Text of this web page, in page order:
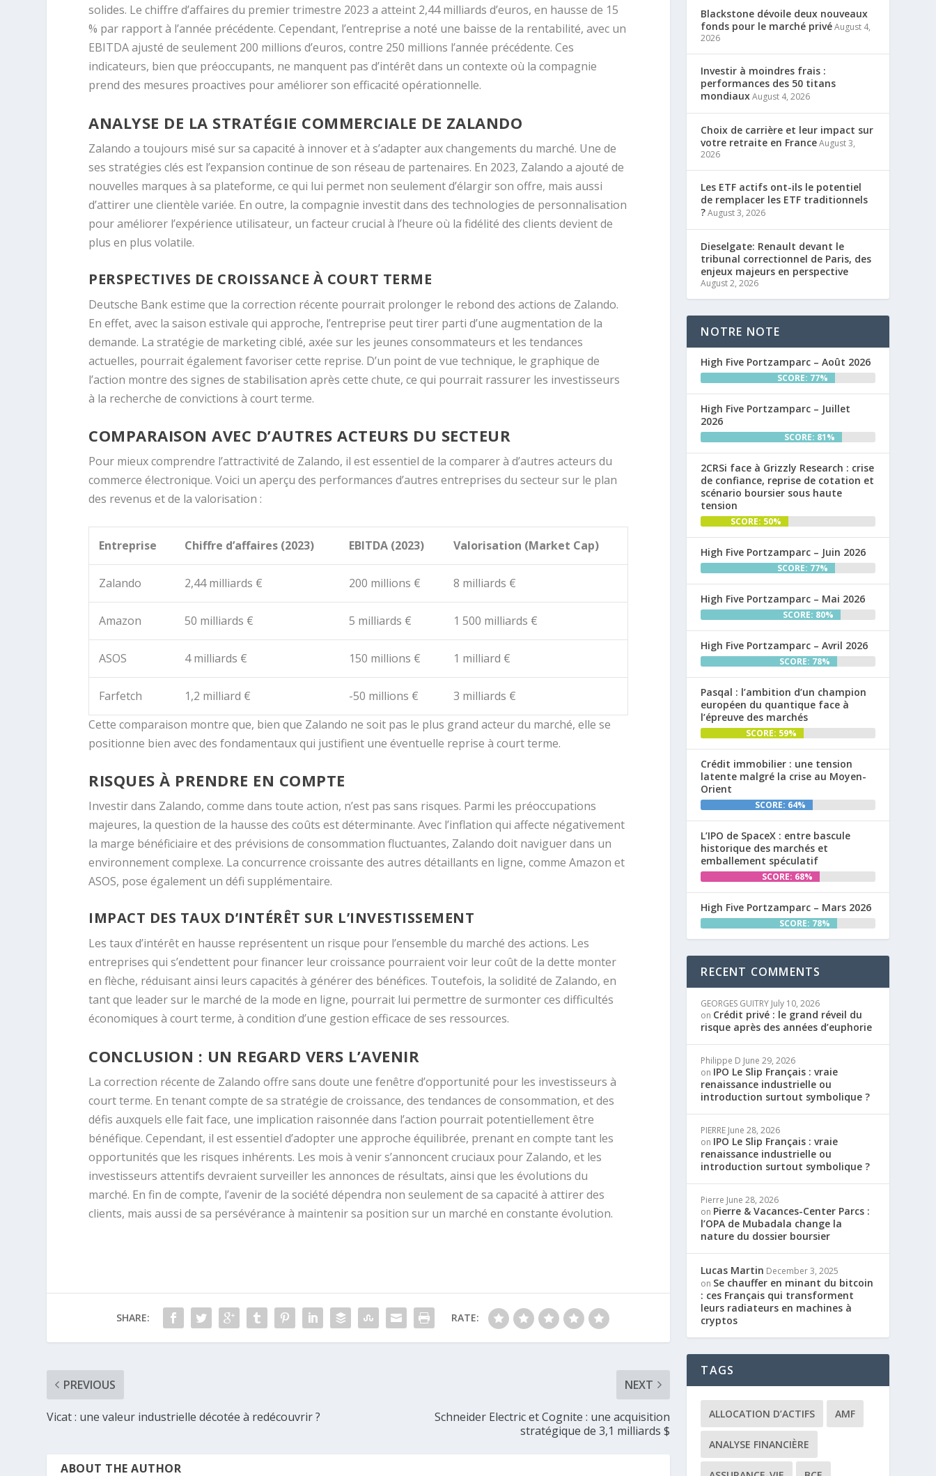
solides. Le chiffre d’affaires du premier trimestre 2023 a atteint 2,44 milliards d’euros, en hausse de 15
% par rapport à l’année précédente. Cependant, l’entreprise a noté une baisse de la rentabilité, avec un
EBITDA ajusté de seulement 200 millions d’euros, contre 250 millions l’année précédente. Ces
indicateurs, bien que préoccupants, ne manquent pas d’intérêt dans un contexte où la compagnie
prend des mesures proactives pour améliorer son efficacité opérationnelle.
ANALYSE DE LA STRATÉGIE COMMERCIALE DE ZALANDO
Zalando a toujours misé sur sa capacité à innover et à s’adapter aux changements du marché. Une de
ses stratégies clés est l’expansion continue de son réseau de partenaires. En 2023, Zalando a ajouté de
nouvelles marques à sa plateforme, ce qui lui permet non seulement d’élargir son offre, mais aussi
d’attirer une clientèle variée. En outre, la compagnie investit dans des technologies de personnalisation
pour améliorer l’expérience utilisateur, un facteur crucial à l’heure où la fidélité des clients devient de
plus en plus volatile.
PERSPECTIVES DE CROISSANCE À COURT TERME
Deutsche Bank estime que la correction récente pourrait prolonger le rebond des actions de Zalando.
En effet, avec la saison estivale qui approche, l’entreprise peut tirer parti d’une augmentation de la
demande. La stratégie de marketing ciblé, axée sur les jeunes consommateurs et les tendances
actuelles, pourrait également favoriser cette reprise. D’un point de vue technique, le graphique de
l’action montre des signes de stabilisation après cette chute, ce qui pourrait rassurer les investisseurs
à la recherche de convictions à court terme.
COMPARAISON AVEC D’AUTRES ACTEURS DU SECTEUR
Pour mieux comprendre l’attractivité de Zalando, il est essentiel de la comparer à d’autres acteurs du
commerce électronique. Voici un aperçu des performances d’autres entreprises du secteur sur le plan
des revenus et de la valorisation :
Entreprise Chiffre d’affaires (2023) EBITDA (2023) Valorisation (Market Cap)
Zalando 2,44 milliards € 200 millions € 8 milliards €
Amazon 50 milliards € 5 milliards € 1 500 milliards €
ASOS 4 milliards € 150 millions € 1 milliard €
Farfetch 1,2 milliard € -50 millions €
3 milliards €
Cette comparaison montre que, bien que Zalando ne soit pas le plus grand acteur du marché, elle se
positionne bien avec des fondamentaux qui justifient une éventuelle reprise à court terme.
RISQUES À PRENDRE EN COMPTE
Investir dans Zalando, comme dans toute action, n’est pas sans risques. Parmi les préoccupations
majeures, la question de la hausse des coûts est déterminante. Avec l’inflation qui affecte négativement
la marge bénéficiaire et des prévisions de consommation fluctuantes, Zalando doit naviguer dans un
environnement complexe. La concurrence croissante des autres détaillants en ligne, comme Amazon et
ASOS, pose également un défi supplémentaire.
IMPACT DES TAUX D’INTÉRÊT SUR L’INVESTISSEMENT
Les taux d’intérêt en hausse représentent un risque pour l’ensemble du marché des actions. Les
entreprises qui s’endettent pour financer leur croissance pourraient voir leur coût de la dette monter
en flèche, réduisant ainsi leurs capacités à générer des bénéfices. Toutefois, la solidité de Zalando, en
tant que leader sur le marché de la mode en ligne, pourrait lui permettre de surmonter ces difficultés
économiques à court terme, à condition d’une gestion efficace de ses ressources.
CONCLUSION : UN REGARD VERS L’AVENIR
La correction récente de Zalando offre sans doute une fenêtre d’opportunité pour les investisseurs à
court terme. En tenant compte de sa stratégie de croissance, des tendances de consommation, et des
défis auxquels elle fait face, une implication raisonnée dans l’action pourrait potentiellement être
bénéfique. Cependant, il est essentiel d’adopter une approche équilibrée, prenant en compte tant les
opportunités que les risques inhérents. Les mois à venir s’annoncent cruciaux pour Zalando, et les
investisseurs attentifs devraient surveiller les annonces de résultats, ainsi que les évolutions du
marché. En fin de compte, l’avenir de la société dépendra non seulement de sa capacité à attirer des
clients, mais aussi de sa persévérance à maintenir sa position sur un marché en constante évolution.
SHARE: RATE:
PREVIOUS
Vicat : une valeur industrielle décotée à redécouvrir ?
NEXT
Schneider Electric et Cognite : une acquisition
stratégique de 3,1 milliards $
ABOUT THE AUTHOR
Blackstone dévoile deux nouveaux
fonds pour le marché privéAugust 4,
2026
Investir à moindres frais :
performances des 50 titans
mondiauxAugust 4, 2026
Choix de carrière et leur impact sur
votre retraite en FranceAugust 3,
2026
Les ETF actifs ont-ils le potentiel
de remplacer les ETF traditionnels
?August 3, 2026
Dieselgate: Renault devant le
tribunal correctionnel de Paris, des
enjeux majeurs en perspective
August 2, 2026
NOTRE NOTE
High Five Portzamparc – Août 2026
SCORE: 77%
High Five Portzamparc – Juillet
2026
SCORE: 81%
2CRSi face à Grizzly Research : crise
de confiance, reprise de cotation et
scénario boursier sous haute
tension
SCORE: 50%
High Five Portzamparc – Juin 2026
SCORE: 77%
High Five Portzamparc – Mai 2026
SCORE: 80%
High Five Portzamparc – Avril 2026
SCORE: 78%
Pasqal : l’ambition d’un champion
européen du quantique face à
l’épreuve des marchés
SCORE: 59%
Crédit immobilier : une tension
latente malgré la crise au Moyen-
Orient
SCORE: 64%
L’IPO de SpaceX : entre bascule
historique des marchés et
emballement spéculatif
SCORE: 68%
High Five Portzamparc – Mars 2026
SCORE: 78%
RECENT COMMENTS
GEORGES GUITRY July 10, 2026
on Crédit privé : le grand réveil du
risque après des années d’euphorie
Philippe D June 29, 2026
on IPO Le Slip Français : vraie
renaissance industrielle ou
introduction surtout symbolique ?
PIERRE June 28, 2026
on IPO Le Slip Français : vraie
renaissance industrielle ou
introduction surtout symbolique ?
Pierre June 28, 2026
on Pierre & Vacances-Center Parcs :
l’OPA de Mubadala change la
nature du dossier boursier
Lucas Martin December 3, 2025
on Se chauffer en minant du bitcoin
: ces Français qui transforment
leurs radiateurs en machines à
cryptos
TAGS
ALLOCATION D’ACTIFS AMF
ANALYSE FINANCIÈRE